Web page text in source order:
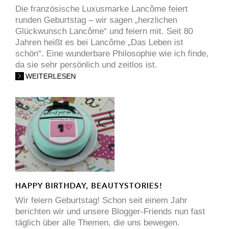
Die französische Luxusmarke Lancôme feiert
runden Geburtstag – wir sagen „herzlichen
Glückwunsch Lancôme“ und feiern mit. Seit 80
Jahren heißt es bei Lancôme „Das Leben ist
schön“. Eine wunderbare Philosophie wie ich finde,
da sie sehr persönlich und zeitlos ist.
WEITERLESEN
HAPPY BIRTHDAY, BEAUTYSTORIES!
Wir feiern Geburtstag! Schon seit einem Jahr
berichten wir und unsere Blogger-Friends nun fast
täglich über alle Themen, die uns bewegen.